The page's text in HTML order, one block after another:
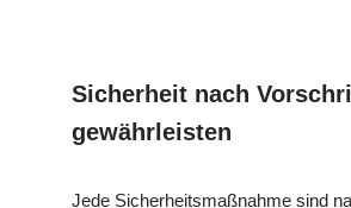
Sicherheit nach
gewährleisten
Jede Sicherheitsmaßnahme sind